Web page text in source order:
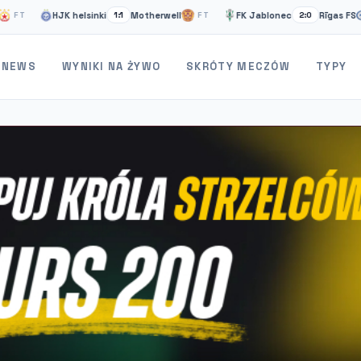
HJK helsinki 1:1 Motherwell FT FK Jablonec 2:0 Rīgas FS FT
NEWS WYNIKI NA ŻYWO SKRÓTY MECZÓW TYPY